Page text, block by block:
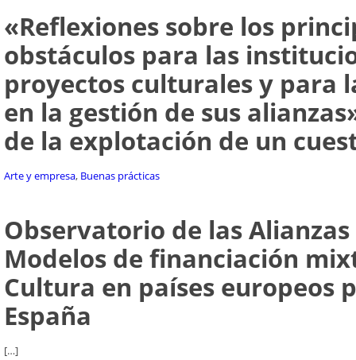
«Reflexiones sobre los
obstáculos para las
proyectos culturales y para
en la gestión de sus
de la explotación de un
Arte y empresa, Buenas prácticas
Observatorio de las
Modelos de financiación
Cultura en países europeos
España
[…]